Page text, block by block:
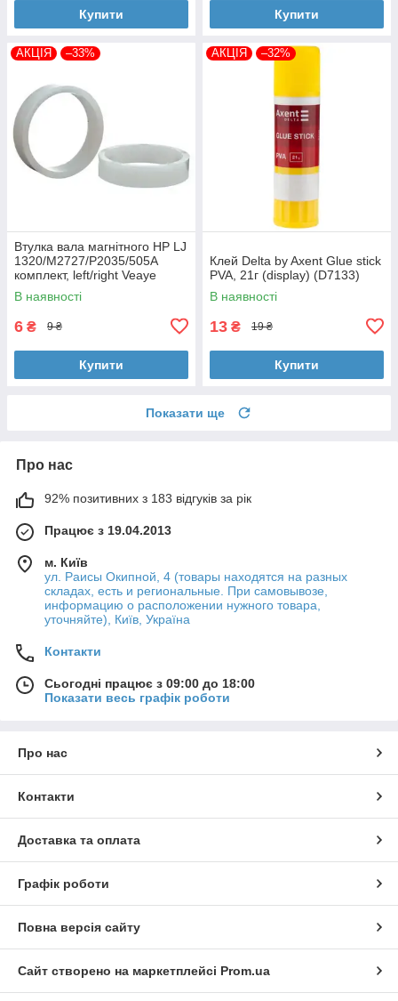
Купити Купити
АКЦІЯ –33%
Втулка вала магнітного HP LJ
1320/M2727/P2035/505A
комплект, left/right Veaye
(BSHMR-505U-VE)
В наявності
6 ₴ 9 ₴
Купити
АКЦІЯ –32%
Клей Delta by Axent Glue stick
PVA, 21г (display) (D7133)
В наявності
13 ₴ 19 ₴
Купити
Показати ще
Про нас
92% позитивних з 183 відгуків за рік
Працює з 19.04.2013
м. Київ
ул. Раисы Окипной, 4 (товары находятся на разных
складах, есть и региональные. При самовывозе,
информацию о расположении нужного товара,
уточняйте), Київ, Україна
Контакти
Сьогодні працює з 09:00 до 18:00
Показати весь графік роботи
Про нас
Контакти
Доставка та оплата
Графік роботи
Повна версія сайту
Сайт створено на маркетплейсі Prom.ua